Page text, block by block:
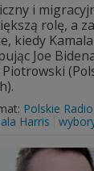
i
rolę, a
kiedy
Joe
Polskie
Harris